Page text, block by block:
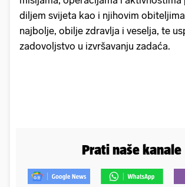
diljem svijeta kao i njihovim
najbolje, obilje zdravlja i veselja, te
zadovoljstvo u izvršavanju zadaća.
Prati naše kanale